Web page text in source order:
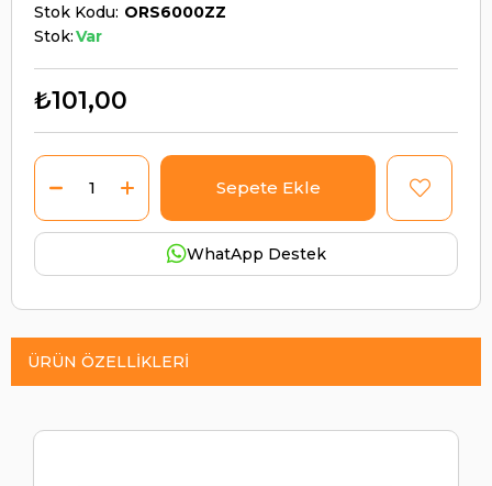
Stok Kodu ORS6000ZZ
Stok:Var
₺101,00
WhatApp Destek
ÜRÜN ÖZELLIKLERI